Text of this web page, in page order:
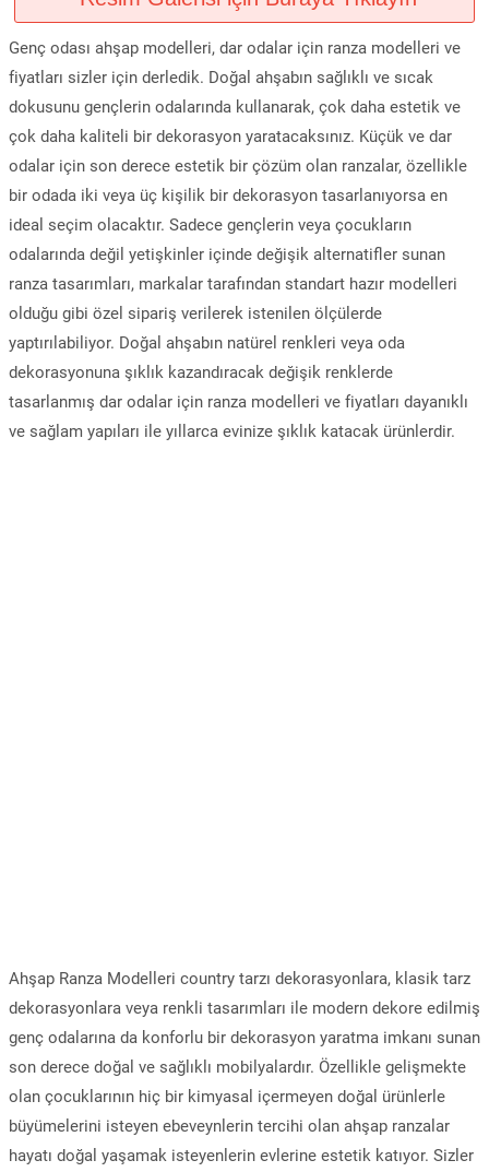
Genç odası ahşap modelleri, dar odalar için ranza modelleri ve
fiyatları sizler için derledik. Doğal ahşabın sağlıklı ve sıcak
dokusunu gençlerin odalarında kullanarak, çok daha estetik ve
çok daha kaliteli bir dekorasyon yaratacaksınız. Küçük ve dar
odalar için son derece estetik bir çözüm olan ranzalar, özellikle
bir odada iki veya üç kişilik bir dekorasyon tasarlanıyorsa en
ideal seçim olacaktır. Sadece gençlerin veya çocukların
odalarında değil yetişkinler içinde değişik alternatifler sunan
ranza tasarımları, markalar tarafından standart hazır modelleri
olduğu gibi özel sipariş verilerek istenilen ölçülerde
yaptırılabiliyor. Doğal ahşabın natürel renkleri veya oda
dekorasyonuna şıklık kazandıracak değişik renklerde
tasarlanmış dar odalar için ranza modelleri ve fiyatları dayanıklı
ve sağlam yapıları ile yıllarca evinize şıklık katacak ürünlerdir.
Ahşap Ranza Modelleri country tarzı dekorasyonlara, klasik tarz
dekorasyonlara veya renkli tasarımları ile modern dekore edilmiş
genç odalarına da konforlu bir dekorasyon yaratma imkanı sunan
son derece doğal ve sağlıklı mobilyalardır. Özellikle gelişmekte
olan çocuklarının hiç bir kimyasal içermeyen doğal ürünlerle
büyümelerini isteyen ebeveynlerin tercihi olan ahşap ranzalar
hayatı doğal yaşamak isteyenlerin evlerine estetik katıyor. Sizler